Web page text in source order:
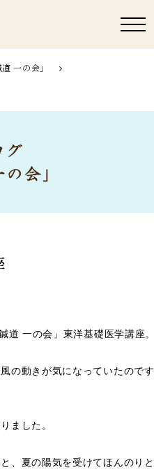
⼀の会」
道 一の会」東洋基礎医学講座
の動きが気になっていたので
ました。
、夏の陽気を受けてほんのり